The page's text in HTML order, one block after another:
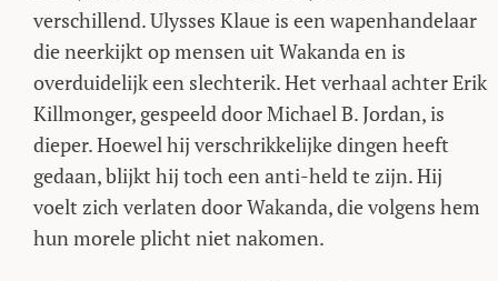
verschillend. Ulysses Klaue is een wapenhandelaar
die neerkijkt op mensen uit Wakanda en is
overduidelijk een slechterik. Het verhaal achter Erik
Killmonger, gespeeld door Michael B. Jordan, is
dieper. Hoewel hij verschrikkelijke dingen heeft
gedaan, blijkt hij toch een anti-held te zijn. Hij
voelt zich verlaten door Wakanda, die volgens hem
hun morele plicht niet nakomen.